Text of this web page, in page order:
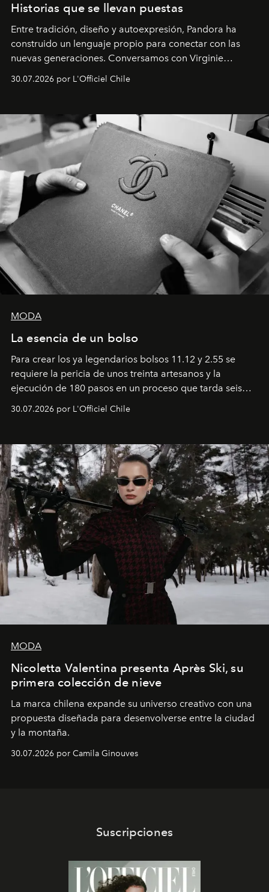
Historias que se llevan puestas
Entre tradición, diseño y autoexpresión, Pandora ha
construido un lenguaje propio para conectar con las
nuevas generaciones. Conversamos con Virginie
Dubray, la responsable de marketing para
Latinoamérica, sobre identidad, cultura y el valor
30.07.2026 por L'Officiel Chile
MODA
La esencia de un bolso
Para crear los ya legendarios bolsos 11.12 y 2.55 se
requiere la pericia de unos treinta artesanos y la
ejecución de 180 pasos en un proceso que tarda seis
semanas. Los expertos ponen en práctica una técnica
que se enseña solamente en la escuela de formación de
30.07.2026 por L'Officiel Chile
MODA
Nicoletta Valentina presenta Après Ski, su
primera colección de nieve
La marca chilena expande su universo creativo con una
propuesta diseñada para desenvolverse entre la ciudad
y la montaña.
30.07.2026 por Camila Ginouves
Suscripciones